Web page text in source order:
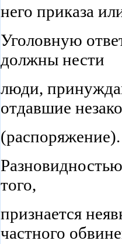
него приказа
Уголовную
должны нести
люди,
отдавшие
(распоряжение).
того,
признается
частного